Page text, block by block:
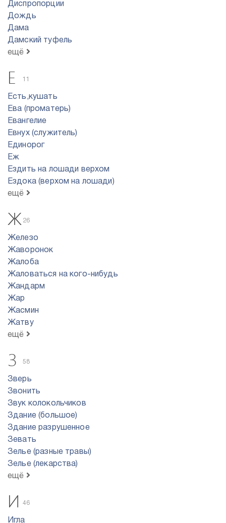
Диспропорции
Дождь
Дама
Дамский туфель
ещё
Е 11
Есть,кушать
Ева (проматерь)
Евангелие
Евнух (служитель)
Единорог
Еж
Ездить на лошади верхом
Ездока (верхом на лошади)
ещё
Ж 26
Железо
Жаворонок
Жалоба
Жаловаться на кого-нибудь
Жандарм
Жар
Жасмин
Жатву
ещё
З 58
Зверь
Звонить
Звук колокольчиков
Здание (большое)
Здание разрушенное
Зевать
Зелье (разные травы)
Зелье (лекарства)
ещё
И 46
Игла